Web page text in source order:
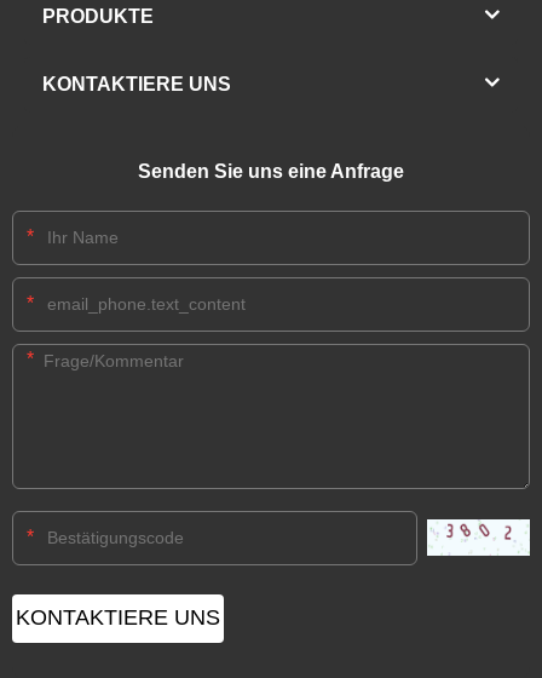
PRODUKTE
KONTAKTIERE UNS
Senden Sie uns eine Anfrage
*
*
*
*